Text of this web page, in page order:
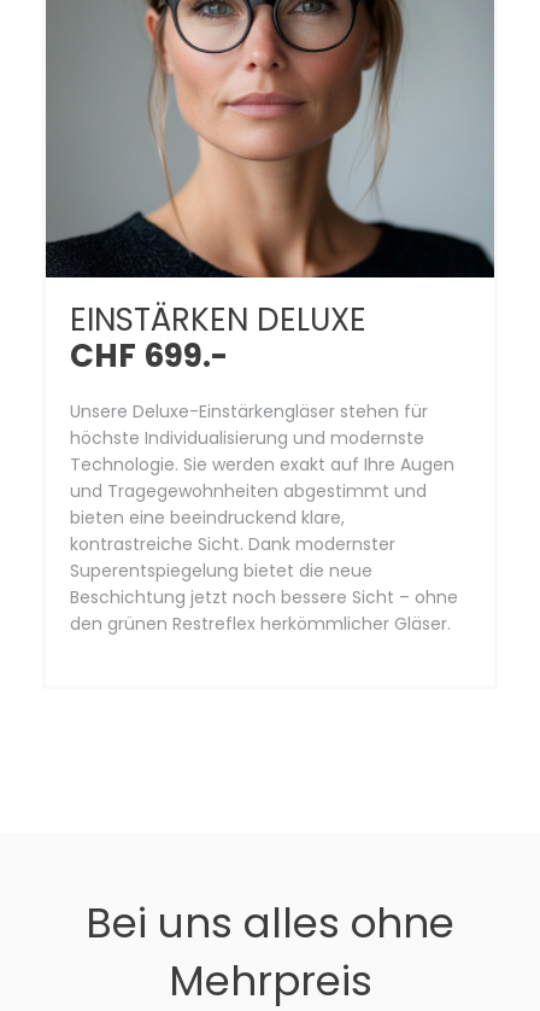
EINSTÄRKEN DELUXE
CHF 699.-
Unsere Deluxe-Einstärkengläser stehen für
höchste Individualisierung und modernste
Technologie. Sie werden exakt auf Ihre Augen
und Tragegewohnheiten abgestimmt und
bieten eine beeindruckend klare,
kontrastreiche Sicht. Dank modernster
Superentspiegelung bietet die neue
Beschichtung jetzt noch bessere Sicht – ohne
den grünen Restreflex herkömmlicher Gläser.
Bei uns alles ohne
Mehrpreis